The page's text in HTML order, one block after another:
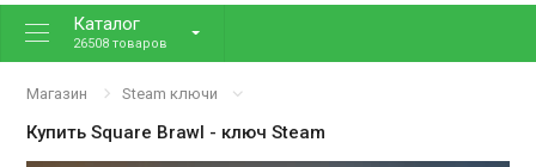
Каталог
26508 товаров
Магазин Steam ключи
КупитьSquare Brawl - ключ Steam